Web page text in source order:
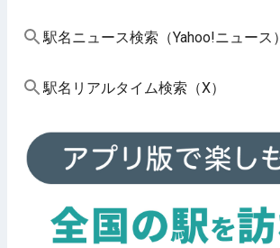
駅名ニュース検索（Yahoo!ニュース）
駅名リアルタイム検索（X）